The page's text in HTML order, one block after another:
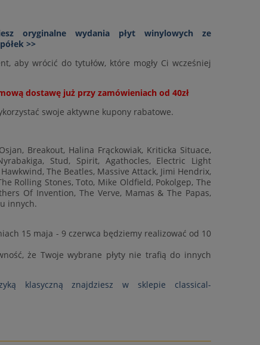
oryginalne wydania płyt winylowych ze
>>
aby wrócić do tytułów, które mogły Ci wcześniej
dostawę już przy zamówieniach od 40zł
swoje aktywne kupony rabatowe.
Breakout, Halina Frąckowiak, Kriticka Situace,
Stud, Spirit, Agathocles, Electric Light
The Beatles, Massive Attack, Jimi Hendrix,
Rolling Stones, Toto, Mike Oldfield, Pokolgep, The
Of Invention, The Verve, Mamas & The Papas,
innych.
15 maja - 9 czerwca będziemy realizować od 10
że Twoje wybrane płyty nie trafią do innych
klasyczną znajdziesz w sklepie classical-